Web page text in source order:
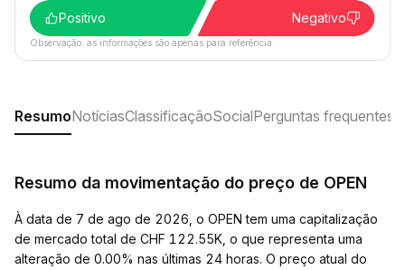
Positivo
Negativo
Observação: as informações são apenas para referência.
ResumoNotíciasClassificaçãoSocialPerguntas frequentes
Resumo da movimentação do preço de OPEN
À data de 7 de ago de 2026, o OPEN tem uma capitalização
de mercado total de CHF 122.55K, o que representa uma
alteração de 0.00% nas últimas 24 horas. O preço atual do